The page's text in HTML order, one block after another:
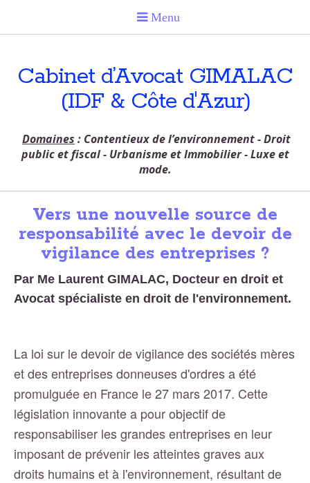
Cabinet d’Avocat GIMALAC
(IDF & Côte d'Azur)
Domaines : Contentieux de l’environnement - Droit
public et fiscal - Urbanisme et Immobilier - Luxe et
mode.
Vers une nouvelle source de
responsabilité avec le devoir de
vigilance des entreprises ?
Par Me Laurent GIMALAC, Docteur en droit et
Avocat spécialiste en droit de l'environnement.
La loi sur le devoir de vigilance des sociétés mères
et des entreprises donneuses d'ordres a été
promulguée en France le 27 mars 2017. Cette
législation innovante a pour objectif de
responsabiliser les grandes entreprises en leur
imposant de prévenir les atteintes graves aux
droits humains et à l'environnement, résultant de